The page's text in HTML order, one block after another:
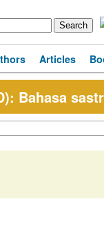
Articles
Bahasa